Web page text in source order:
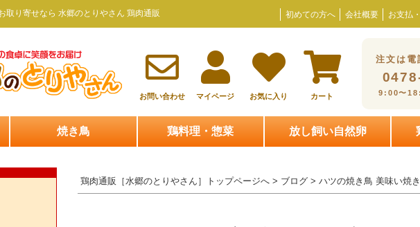
取り寄せなら 水郷のとりやさん 鶏肉通販 初めての方へ 会社概要 お支払
お問い合わせ マイページ お気に入り カート
注文は電
9:00〜
焼き鳥 鶏料理・惣菜 放し飼い自然卵
鶏肉通販［水郷のとりやさん］トップページへ > ブログ > ハツの焼き鳥 美味い焼